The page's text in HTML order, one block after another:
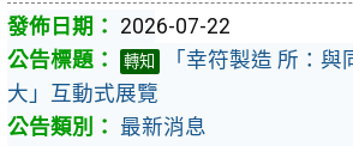
2026-07-22
轉知
「幸符製造 所：
大」互動式展覽
最新消息